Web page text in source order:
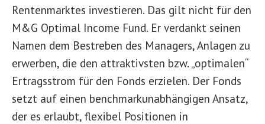
Rentenmarktes investieren. Das gilt nicht für den
M&G Optimal Income Fund. Er verdankt seinen
Namen dem Bestreben des Managers, Anlagen zu
erwerben, die den attraktivsten bzw. „optimalen“
Ertragsstrom für den Fonds erzielen. Der Fonds
setzt auf einen benchmarkunabhängigen Ansatz,
der es erlaubt, flexibel Positionen in